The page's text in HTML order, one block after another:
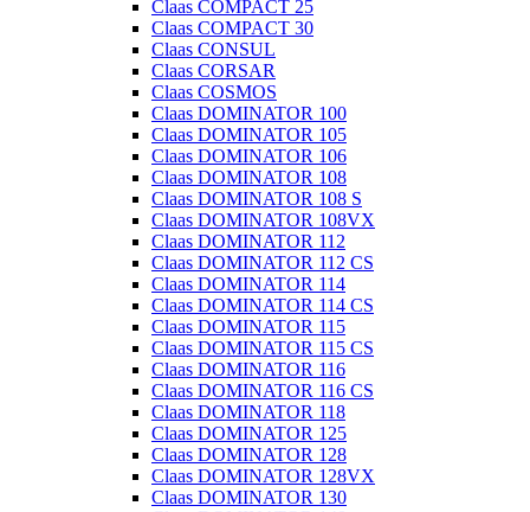
Claas COMPACT 25
Claas COMPACT 30
Claas CONSUL
Claas CORSAR
Claas COSMOS
Claas DOMINATOR 100
Claas DOMINATOR 105
Claas DOMINATOR 106
Claas DOMINATOR 108
Claas DOMINATOR 108 S
Claas DOMINATOR 108VX
Claas DOMINATOR 112
Claas DOMINATOR 112 CS
Claas DOMINATOR 114
Claas DOMINATOR 114 CS
Claas DOMINATOR 115
Claas DOMINATOR 115 CS
Claas DOMINATOR 116
Claas DOMINATOR 116 CS
Claas DOMINATOR 118
Claas DOMINATOR 125
Claas DOMINATOR 128
Claas DOMINATOR 128VX
Claas DOMINATOR 130